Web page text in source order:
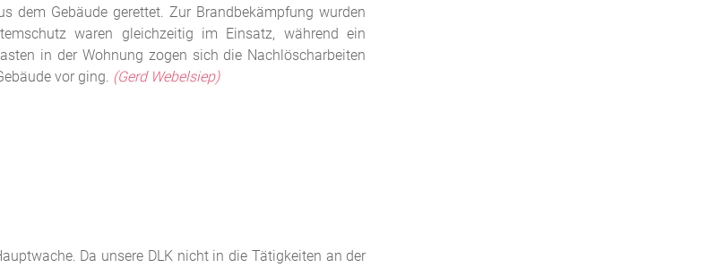
dem Gebäude gerettet. Zur Brandbekämpfung wurden
waren gleichzeitig im Einsatz, während ein
in der Wohnung zogen sich die Nachlöscharbeiten
vor ging. (Gerd Webelsiep)
Da unsere DLK nicht in die Tätigkeiten an der